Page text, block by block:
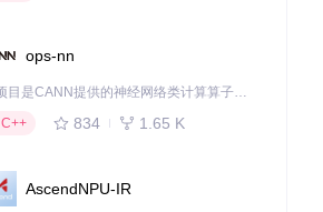
ops-nn
本项目是CANN提供的神经网络类计算算子库，实现网络在NPU上加速计算。
C++
834 1.65 K
AscendNPU-IR